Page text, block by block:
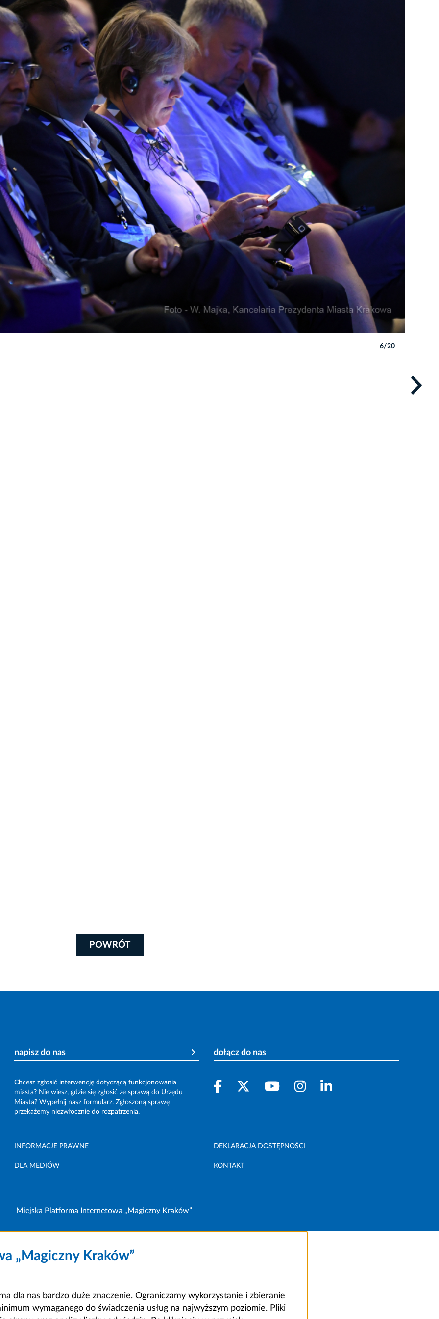
6/20
POWRÓT
napisz do nas
Chcesz zgłosić interwencję dotyczącą funkcjonowania
miasta? Nie wiesz, gdzie się zgłosić ze sprawą do Urzędu
Miasta? Wypełnij nasz formularz. Zgłoszoną sprawę
przekażemy niezwłocznie do rozpatrzenia.
dołącz do nas
INFORMACJE PRAWNE DEKLARACJA DOSTĘPNOŚCI
DLA MEDIÓW KONTAKT
Miejska Platforma Internetowa „Magiczny Kraków”
„Magiczny Kraków”
dla nas bardzo duże znaczenie. Ograniczamy wykorzystanie i zbieranie
wymaganego do świadczenia usług na najwyższym poziomie. Pliki